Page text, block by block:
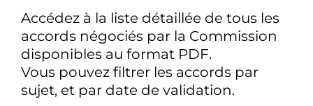
Accédez à la liste détaillée de tous les
accords négociés par la Commission
disponibles au format PDF.
Vous pouvez filtrer les accords par
sujet, et par date de validation.